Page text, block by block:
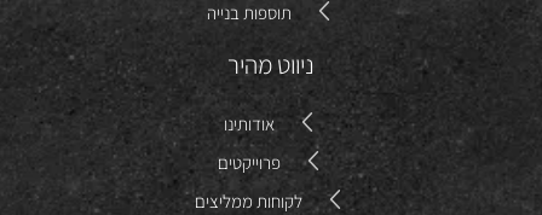
תוספות בנייה
ניווט מהיר
אודותינו
פרוייקטים
לקוחות ממליצים